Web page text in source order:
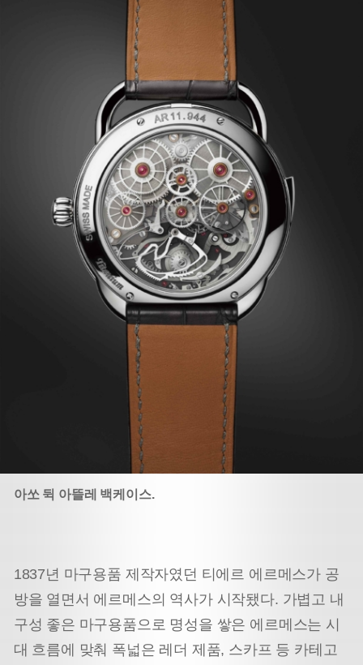
아쏘 뒥 아뜰레 백케이스.
1837년 마구용품 제작자였던 티에르 에르메스가 공
방을 열면서 에르메스의 역사가 시작됐다. 가볍고 내
구성 좋은 마구용품으로 명성을 쌓은 에르메스는 시
대 흐름에 맞춰 폭넓은 레더 제품, 스카프 등 카테고